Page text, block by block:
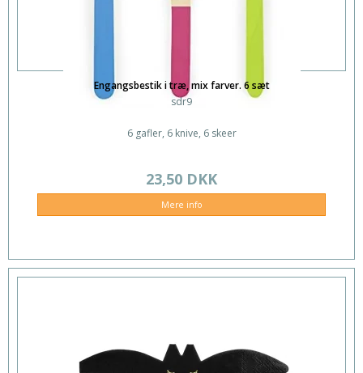
Engangsbestik i træ, mix farver. 6 sæt
sdr9
6 gafler, 6 knive, 6 skeer
23,50 DKK
Mere info